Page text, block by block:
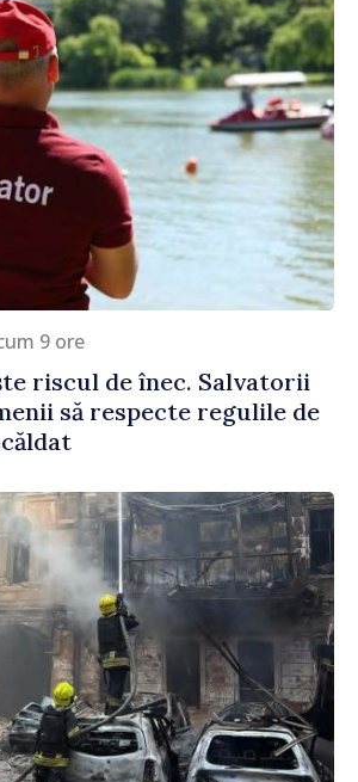
9 ore
riscul de înec. Salvatorii
să respecte regulile de